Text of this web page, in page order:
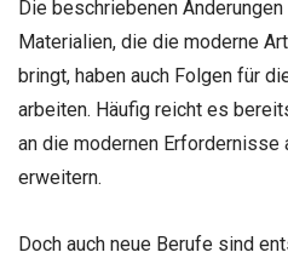
Die beschriebenen
Materialien, die die moderne
bringt, haben auch Folgen für
arbeiten. Häufig reicht es
an die modernen Erfordernisse
erweitern.
Doch auch neue Berufe sind